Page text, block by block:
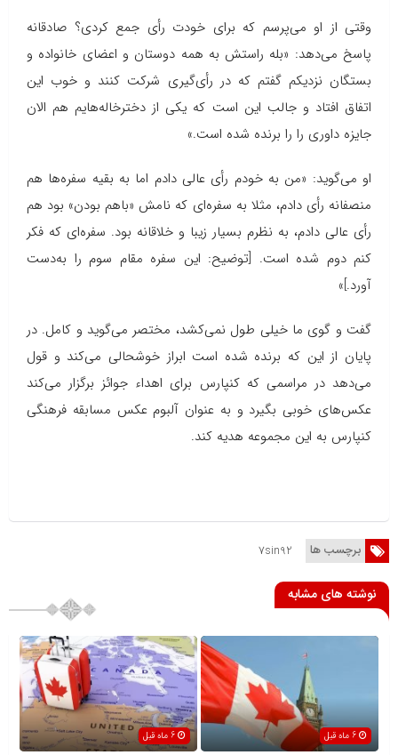
وقتی از او می‌پرسم که برای خودت رأی جمع کردی؟ صادقانه
پاسخ می‌دهد: «بله راستش به همه دوستان و اعضای خانواده و
بستگان نزدیکم گفتم که در رأی‌گیری شرکت کنند و خوب این
اتفاق افتاد و جالب این است که یکی از دخترخاله‌هایم هم الان
جایزه داوری را را برنده شده است.»
او می‌گوید: «من به خودم رأی عالی دادم اما به بقیه سفره‌ها هم
منصفانه رأی دادم، مثلا به سفره‌ای که نامش «باهم بودن» بود هم
رأی عالی دادم، به نظرم بسیار زیبا و خلاقانه بود. سفره‌ای که فکر
کنم دوم شده است. [توضیح: این سفره مقام سوم را به‌دست
آورد.]»
گفت و گوی ما خیلی طول نمی‌کشد، مختصر می‌گوید و کامل. در
پایان از این که برنده شده است ابراز خوشحالی می‌کند و قول
می‌دهد در مراسمی که کنپارس برای اهداء جوائز برگزار می‌کند
عکس‌های خوبی بگیرد و به عنوان آلبوم عکس مسابقه فرهنگی
کنپارس به این مجموعه هدیه کند.
برچسب ها 7sin92
نوشته های مشابه
6 ماه قبل